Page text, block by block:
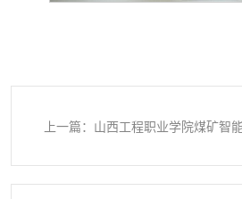
上一篇：山西工程职业学院煤矿智